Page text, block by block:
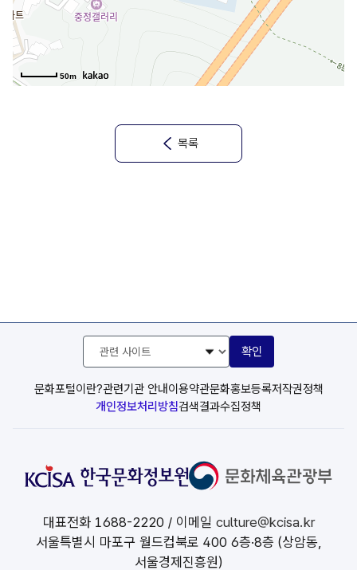
50m
목록
문화포털이란?관련기관 안내이용약관문화홍보등록저작권정책
개인정보처리방침검색결과수집정책
관
사
이
확인
대표전화 1688-2220 / 이메일 culture@kcisa.kr
서울특별시 마포구 월드컵북로 400 6층·8층 (상암동,
서울경제진흥원)